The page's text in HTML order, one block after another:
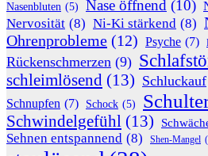
Nasenbluten (5) Nase öffnend (10)
Nervosität (8) Ni-Ki stärkend (8)
Ohrenprobleme (12) Psyche (7)
Rückenschmerzen (9)
schleimlösend (13) Schluckauf
Schnupfen (7) Schock (5)
Schwindelgefühl (13)
Sehnen entspannend (8) Shen-Mangel